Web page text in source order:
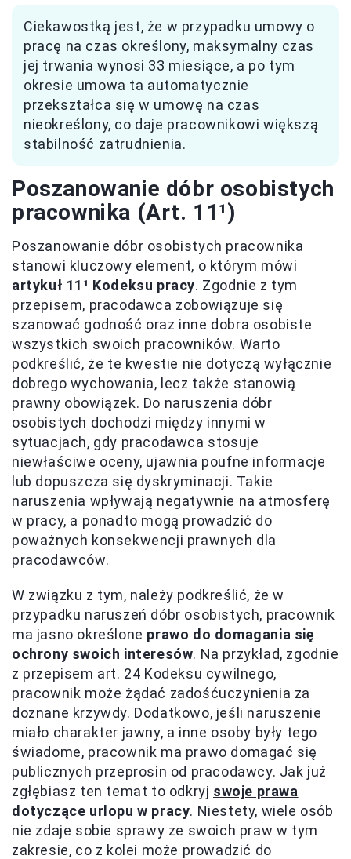
Ciekawostką jest, że w przypadku umowy o
pracę na czas określony, maksymalny czas
jej trwania wynosi 33 miesiące, a po tym
okresie umowa ta automatycznie
przekształca się w umowę na czas
nieokreślony, co daje pracownikowi większą
stabilność zatrudnienia.
Poszanowanie dóbr osobistych
pracownika (Art. 11¹)
Poszanowanie dóbr osobistych pracownika
stanowi kluczowy element, o którym mówi
artykuł 11¹ Kodeksu pracy. Zgodnie z tym
przepisem, pracodawca zobowiązuje się
szanować godność oraz inne dobra osobiste
wszystkich swoich pracowników. Warto
podkreślić, że te kwestie nie dotyczą wyłącznie
dobrego wychowania, lecz także stanowią
prawny obowiązek. Do naruszenia dóbr
osobistych dochodzi między innymi w
sytuacjach, gdy pracodawca stosuje
niewłaściwe oceny, ujawnia poufne informacje
lub dopuszcza się dyskryminacji. Takie
naruszenia wpływają negatywnie na atmosferę
w pracy, a ponadto mogą prowadzić do
poważnych konsekwencji prawnych dla
pracodawców.
W związku z tym, należy podkreślić, że w
przypadku naruszeń dóbr osobistych, pracownik
ma jasno określone prawo do domagania się
ochrony swoich interesów. Na przykład, zgodnie
z przepisem art. 24 Kodeksu cywilnego,
pracownik może żądać zadośćuczynienia za
doznane krzywdy. Dodatkowo, jeśli naruszenie
miało charakter jawny, a inne osoby były tego
świadome, pracownik ma prawo domagać się
publicznych przeprosin od pracodawcy. Jak już
zgłębiasz ten temat to odkryj swoje prawa
dotyczące urlopu w pracy. Niestety, wiele osób
nie zdaje sobie sprawy ze swoich praw w tym
zakresie, co z kolei może prowadzić do